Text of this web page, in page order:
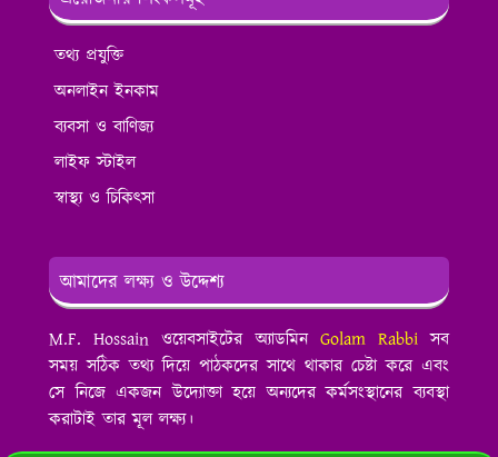
তথ্য প্রযুক্তি
অনলাইন ইনকাম
ব্যবসা ও বাণিজ্য
লাইফ স্টাইল
স্বাস্থ্য ও চিকিৎসা
আমাদের লক্ষ্য ও উদ্দেশ্য
M.F. Hossain ওয়েবসাইটের অ্যাডমিন Golam Rabbiসব
সময় সঠিক তথ্য দিয়ে পাঠকদের সাথে থাকার চেষ্টা করে এবং
সে নিজে একজন উদ্যোক্তা হয়ে অন্যদের কর্মসংস্থানের ব্যবস্থা
করাটাই তার মূল লক্ষ্য।